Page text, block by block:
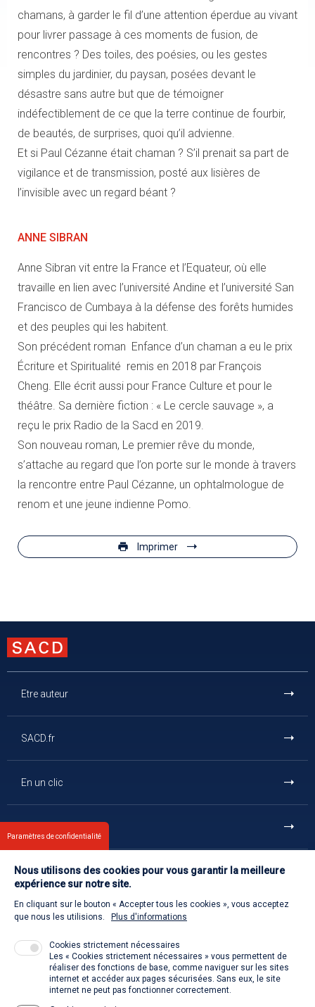
chamans, à garder le fil d’une attention éperdue au vivant
pour livrer passage à ces moments de fusion, de
rencontres ? Des toiles, des poésies, ou les gestes
simples du jardinier, du paysan, posées devant le
désastre sans autre but que de témoigner
indéfectiblement de ce que la terre continue de fourbir,
de beautés, de surprises, quoi qu’il advienne.
Et si Paul Cézanne était chaman ? S’il prenait sa part de
vigilance et de transmission, posté aux lisières de
l’invisible avec un regard béant ?
ANNE SIBRAN
Anne Sibran vit entre la France et l’Equateur, où elle
travaille en lien avec l’université Andine et l’université San
Francisco de Cumbaya à la défense des forêts humides
et des peuples qui les habitent.
Son précédent roman Enfance d’un chaman a eu le prix
Écriture et Spiritualité remis en 2018 par François
Cheng. Elle écrit aussi pour France Culture et pour le
théâtre. Sa dernière fiction : « Le cercle sauvage », a
reçu le prix Radio de la Sacd en 2019.
Son nouveau roman, Le premier rêve du monde,
s’attache au regard que l’on porte sur le monde à travers
la rencontre entre Paul Cézanne, un ophtalmologue de
renom et une jeune indienne Pomo.
Imprimer
Etre auteur
SACD.fr
En un clic
Contact
Retour à l'accueil
Venir à la SACD
Paramètres de confidentialité
Nous utilisons des cookies pour vous garantir la meilleure
expérience sur notre site.
En cliquant sur le bouton « Accepter tous les cookies », vous acceptez
que nous les utilisions.
Plus d'informations
Cookies strictement nécessaires
Les « Cookies strictement nécessaires » vous permettent de
réaliser des fonctions de base, comme naviguer sur les sites
internet et accéder aux pages sécurisées. Sans eux, le site
internet ne peut pas fonctionner correctement.